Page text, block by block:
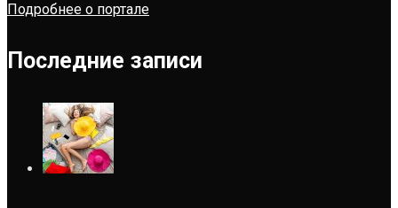
Подробнее о портале
Последние записи